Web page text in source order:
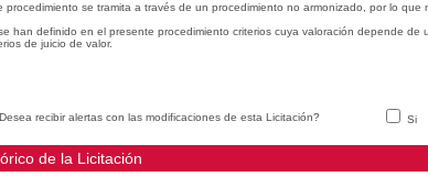
procedimiento se tramita a través de un procedimiento no armonizado, por lo
han definido en el presente procedimiento criterios cuya valoración depende
de juicio de valor.
recibir alertas con las modificaciones de esta Licitación? Si
de la Licitación